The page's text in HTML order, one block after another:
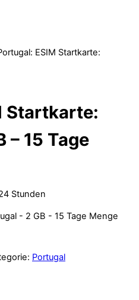
ESIM Startkarte:
Startkarte:
– 15 Tage
Stunden
- 2 GB - 15 Tage Menge
Portugal